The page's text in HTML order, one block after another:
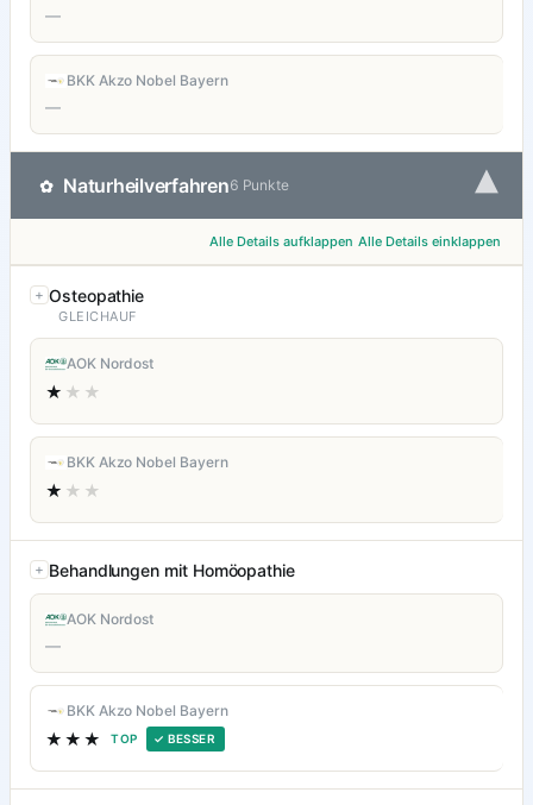
—
BKK Akzo Nobel Bayern
—
✿ Naturheilverfahren6 Punkte ▾
Alle Details aufklappen Alle Details einklappen
Osteopathie
GLEICHAUF
AOK Nordost
★ ★★
BKK Akzo Nobel Bayern
★ ★★
Behandlungen mit Homöopathie
AOK Nordost
—
BKK Akzo Nobel Bayern
★★★ TOP ✓ BESSER